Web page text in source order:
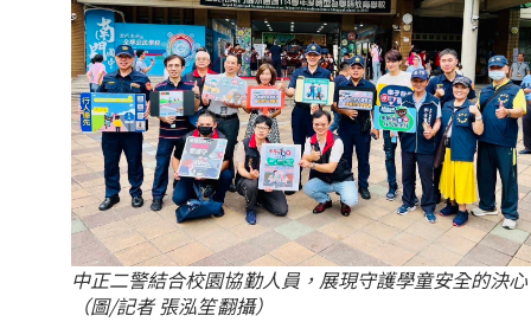
中正二警結合校園協勤人員，展現守護學童安全的決
（圖/記者 張泓笙翻攝）